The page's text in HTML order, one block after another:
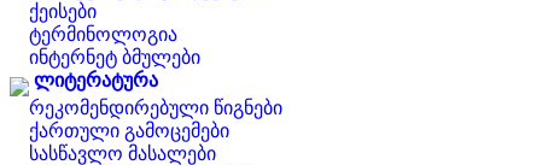
ქეისები
ტერმინოლოგია
ინტერნეტ ბმულები
ლიტერატურა
რეკომენდირებული წიგნები
ქართული გამოცემები
სასწავლო მასალები